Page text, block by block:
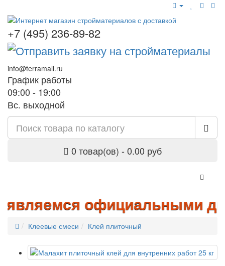
+7 (495) 236-89-82
info@terramall.ru
График работы
09:00 - 19:00
Вс. выходной
0 товар(ов) - 0.00 руб
официальными
Клеевые смеси Клей плиточный